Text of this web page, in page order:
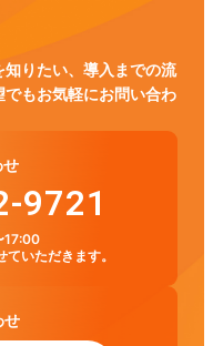
りたい、導入までの流
でもお気軽にお問い合わ
せ
9721
いただきます。
せ